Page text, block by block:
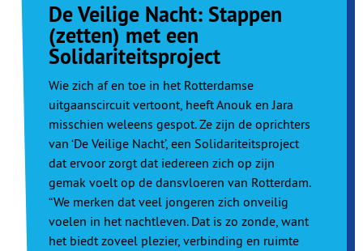
De Veilige Nacht: Stappen
(zetten) met een
Solidariteitsproject
Wie zich af en toe in het Rotterdamse
uitgaanscircuit vertoont, heeft Anouk en Jara
misschien weleens gespot. Ze zijn de oprichters
van ‘De Veilige Nacht’, een Solidariteitsproject
dat ervoor zorgt dat iedereen zich op zijn
gemak voelt op de dansvloeren van Rotterdam.
“We merken dat veel jongeren zich onveilig
voelen in het nachtleven. Dat is zo zonde, want
het biedt zoveel plezier, verbinding en ruimte